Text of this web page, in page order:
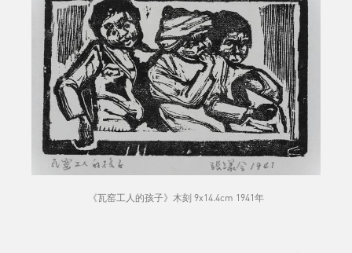
《瓦窑工人的孩子》木刻 9x14.4cm 1941年